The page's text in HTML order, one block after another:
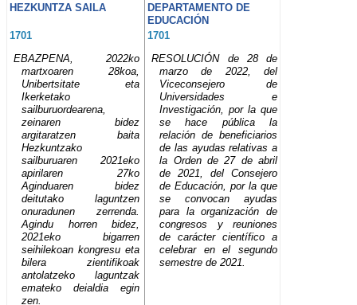
HEZKUNTZA SAILA
DEPARTAMENTO DE
EDUCACIÓN
1701
1701
EBAZPENA, 2022ko
martxoaren 28koa,
Unibertsitate eta
Ikerketako
sailburuordearena,
zeinaren bidez
argitaratzen baita
Hezkuntzako
sailburuaren 2021eko
apirilaren 27ko
Aginduaren bidez
deitutako laguntzen
onuradunen zerrenda.
Agindu horren bidez,
2021eko bigarren
seihilekoan kongresu eta
bilera zientifikoak
antolatzeko laguntzak
emateko deialdia egin
zen.
RESOLUCIÓN de 28 de
marzo de 2022, del
Viceconsejero de
Universidades e
Investigación, por la que
se hace pública la
relación de beneficiarios
de las ayudas relativas a
la Orden de 27 de abril
de 2021, del Consejero
de Educación, por la que
se convocan ayudas
para la organización de
congresos y reuniones
de carácter científico a
celebrar en el segundo
semestre de 2021.